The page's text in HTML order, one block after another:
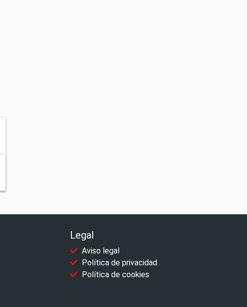
Legal
Aviso legal
Política de privacidad
Política de cookies